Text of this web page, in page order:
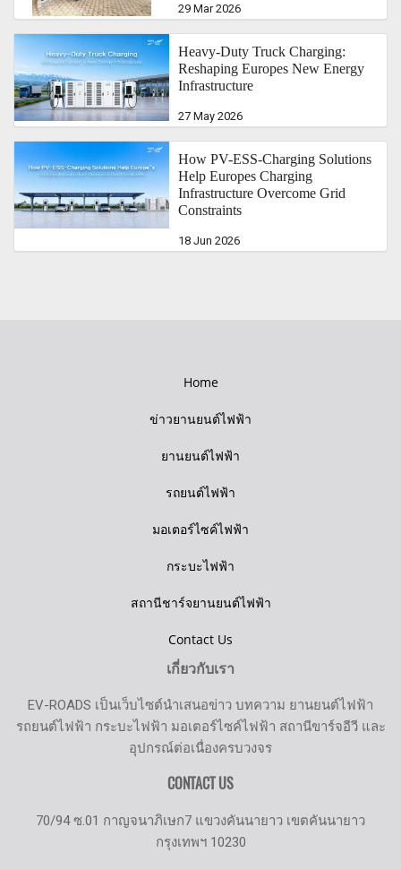
29 Mar 2026
Heavy-Duty Truck Charging:
Reshaping Europes New Energy
Infrastructure
27 May 2026
How PV-ESS-Charging Solutions
Help Europes Charging
Infrastructure Overcome Grid
Constraints
18 Jun 2026
Home
ข่าวยานยนต์ไฟฟ้า
ยานยนต์ไฟฟ้า
รถยนต์ไฟฟ้า
มอเตอร์ไซค์ไฟฟ้า
กระบะไฟฟ้า
สถานีชาร์จยานยนต์ไฟฟ้า
Contact Us
เกี่ยวกับเรา
EV-ROADS เป็นเว็บไซต์นำเสนอข่าว บทความ ยานยนต์ไฟฟ้า
รถยนต์ไฟฟ้า กระบะไฟฟ้า มอเตอร์ไซค์ไฟฟ้า สถานีขาร์จอีวี และ
อุปกรณ์ต่อเนื่องครบวงจร
CONTACT US
70/94 ซ.01 กาญจนาภิเษก7 แขวงคันนายาว เขตคันนายาว
กรุงเทพฯ 10230